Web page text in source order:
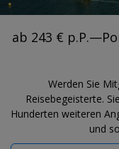
ab 243 €
Werden Sie
Reisebegeisterte.
Hunderten weiteren
und